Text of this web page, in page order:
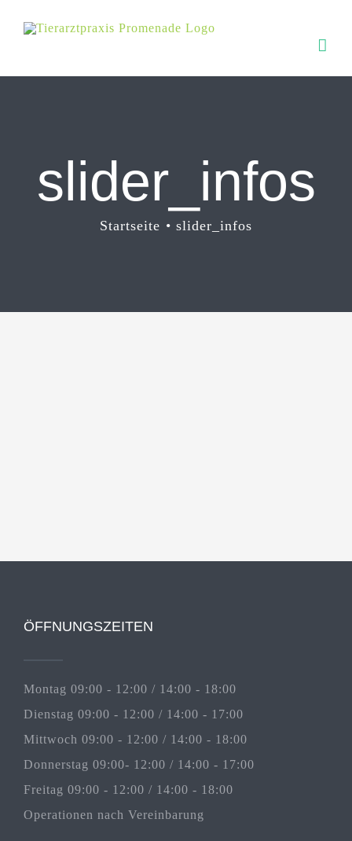
Inhalt
slider_infos
Startseite slider_infos
ÖFFNUNGSZEITEN
Montag 09:00 - 12:00 / 14:00 - 18:00
Dienstag 09:00 - 12:00 / 14:00 - 17:00
Mittwoch 09:00 - 12:00 / 14:00 - 18:00
Donnerstag 09:00- 12:00 / 14:00 - 17:00
Freitag 09:00 - 12:00 / 14:00 - 18:00
Operationen nach Vereinbarung